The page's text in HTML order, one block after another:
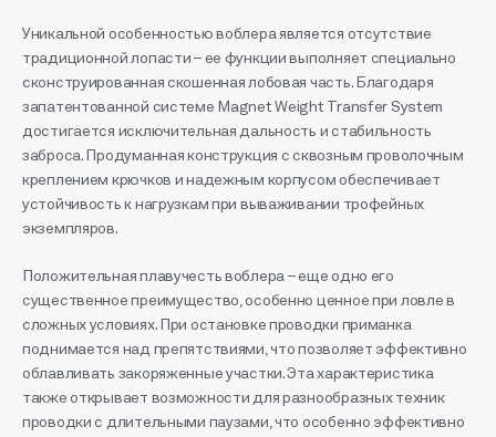
Уникальной особенностью воблера является отсутствие
традиционной лопасти – ее функции выполняет специально
сконструированная скошенная лобовая часть. Благодаря
запатентованной системе Magnet Weight Transfer System
достигается исключительная дальность и стабильность
заброса. Продуманная конструкция с сквозным проволочным
креплением крючков и надежным корпусом обеспечивает
устойчивость к нагрузкам при вываживании трофейных
экземпляров.
Положительная плавучесть воблера – еще одно его
существенное преимущество, особенно ценное при ловле в
сложных условиях. При остановке проводки приманка
поднимается над препятствиями, что позволяет эффективно
облавливать закоряженные участки. Эта характеристика
также открывает возможности для разнообразных техник
проводки с длительными паузами, что особенно эффективно